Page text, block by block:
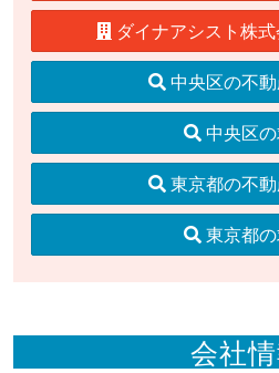
ダイナアシスト株
中央区の不
中央区
東京都の不
東京都
会社